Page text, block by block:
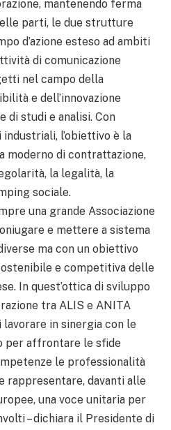
mantenendo ferma
parti, le due strutture
d’azione esteso ad ambiti
di comunicazione
nel campo della
e dell’innovazione
di studi e analisi. Con
l’obiettivo è la
moderno di contrattazione,
la legalità, la
sociale.
una grande Associazione
e mettere a sistema
ma con un obiettivo
e competitiva delle
In quest’ottica di sviluppo
tra ALIS e ANITA
in sinergia con le
per affrontare le sfide
le professionalità
rappresentare, davanti alle
una voce unitaria per
– dichiara il Presidente di